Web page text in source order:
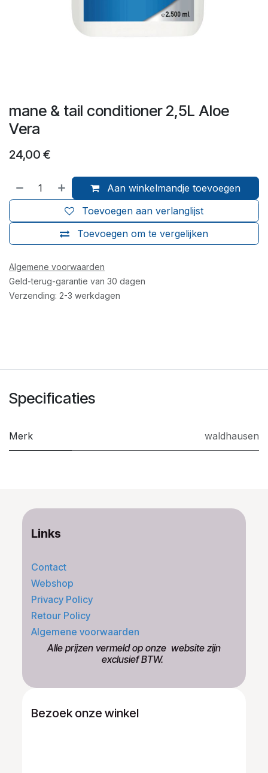
mane & tail conditioner 2,5L Aloe
Vera
24,00 €
Aan winkelmandje toevoegen
Toevoegen om te vergelijken
Toevoegen aan verlanglijst
Algemene voorwaarden
Geld-terug-garantie van 30 dagen
Verzending: 2-3 werkdagen
Specificaties
Merk waldhausen
Links
Contact
Webshop
Privacy Policy
Retour Policy
Algemene voorwaarden
​Alle prijzen vermeld op onze ​website zijn
exclusief BTW.
Bezoek onze winkel